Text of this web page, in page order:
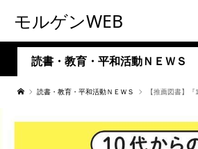
モルゲンWEB
読書・教育・平和活動ＮＥＷＳ
読書・教育・平和活動ＮＥＷＳ 【推薦図書】『